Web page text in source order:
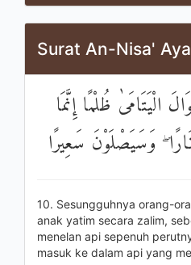
Surat An-Nisa'
الْيَتَامَىٰ ظُلْمًا إِنَّمَا
وَسَيَصْلَوْنَ سَعِيرًا
10. Sesungguhnya orang-
anak yatim secara zalim,
menelan api sepenuh
masuk ke dalam api yang